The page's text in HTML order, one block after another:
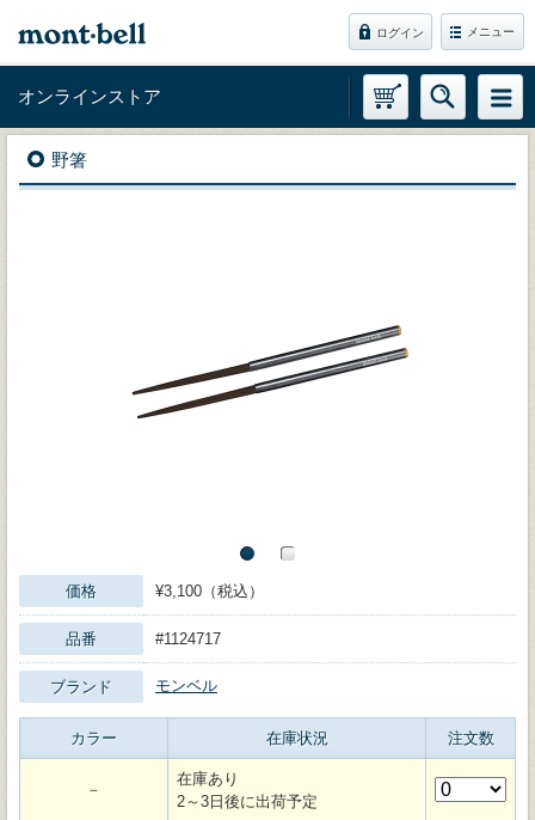
ログイン メニュー
オンラインストア
野箸
価格 ¥3,100（税込）
品番 #1124717
ブランド モンベル
カラー 在庫状況 注文数
－
在庫あり
2～3日後に出荷予定